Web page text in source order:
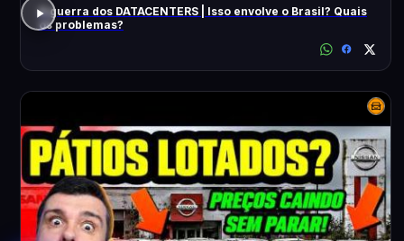
A guerra dos DATACENTERS | Isso envolve o Brasil? Quais
os problemas?